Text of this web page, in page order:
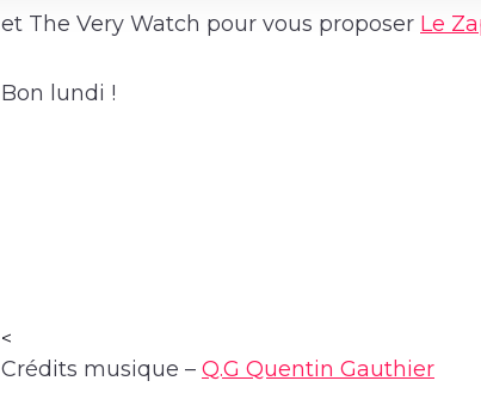
et The Very Watch pour vous proposer Le
Bon lundi !
<
Crédits musique – Q.G Quentin Gauthier